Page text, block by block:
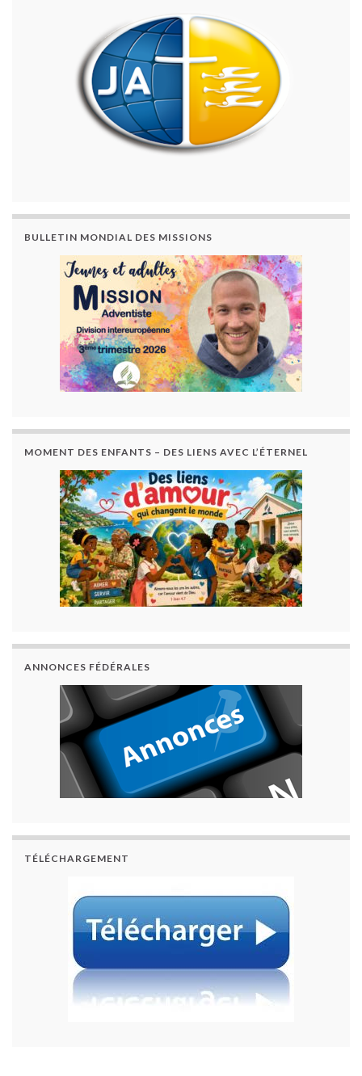
BULLETIN MONDIAL DES MISSIONS
MOMENT DES ENFANTS – DES LIENS AVEC L’ÉTERNEL
ANNONCES FÉDÉRALES
TÉLÉCHARGEMENT